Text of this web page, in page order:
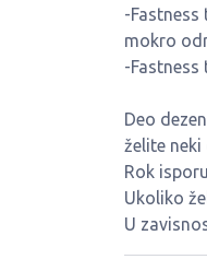
-Fastness
mokro
-Fastness
Deo
želite
Rok
Ukoliko
U